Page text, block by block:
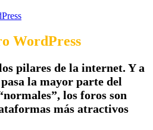
WordPress
pilares de la internet. Y a
la mayor parte del
los foros son
más atractivos